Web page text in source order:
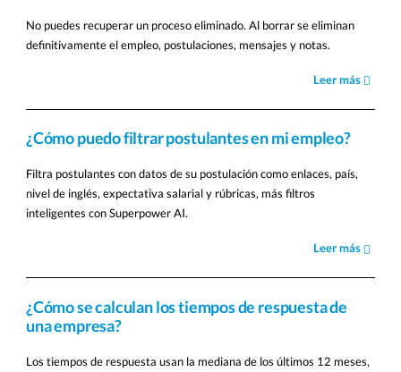
No puedes recuperar un proceso eliminado. Al borrar se eliminan
definitivamente el empleo, postulaciones, mensajes y notas.
Leer más
¿Cómo puedo filtrar postulantes en mi empleo?
Filtra postulantes con datos de su postulación como enlaces, país,
nivel de inglés, expectativa salarial y rúbricas, más filtros
inteligentes con Superpower AI.
Leer más
¿Cómo se calculan los tiempos de respuesta de
una empresa?
Los tiempos de respuesta usan la mediana de los últimos 12 meses,